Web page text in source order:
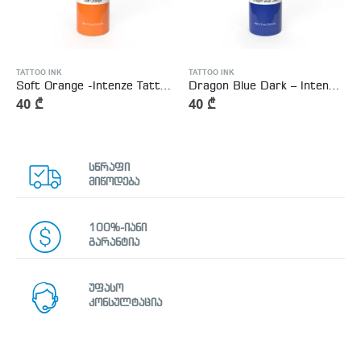
TATTOO INK
40 ₾
TATTOO INK
40 ₾
სწრაფი
მიწოდება
100%-იანი
გარანტია
უფასო
კონსულტაცია